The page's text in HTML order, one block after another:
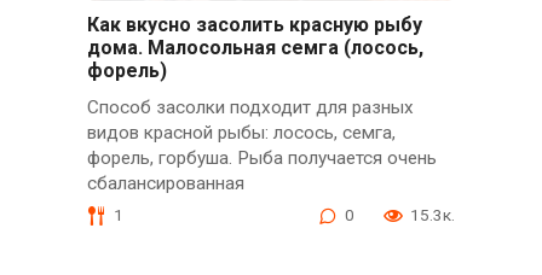
Как вкусно засолить красную рыбу
дома. Малосольная семга (лосось,
форель)
Способ засолки подходит для разных
видов красной рыбы: лосось, семга,
форель, горбуша. Рыба получается очень
сбалансированная
1 0 15.3к.